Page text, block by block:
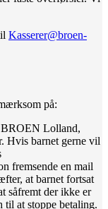
Kasserer@broen-
på:
BROEN Lolland,
Hvis barnet gerne vil
fremsende en mail
at barnet fortsat
såfremt der ikke er
til at stoppe betaling.